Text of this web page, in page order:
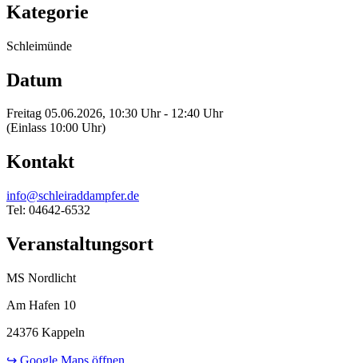
Kategorie
Schleimünde
Datum
Freitag 05.06.2026, 10:30 Uhr - 12:40 Uhr
(Einlass 10:00 Uhr)
Kontakt
info@schleiraddampfer.de
Tel: 04642-6532
Veranstaltungsort
MS Nordlicht
Am Hafen 10
24376 Kappeln
↪ Google Maps öffnen